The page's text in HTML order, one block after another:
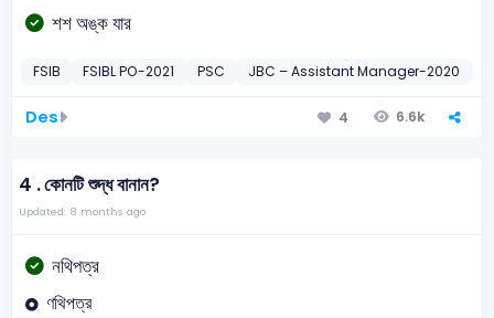
শশ অঙ্ক যার
FSIB FSIBL PO-2021 PSC JBC – Assistant Manager-2020
Des 4 6.6k
4 .কোনটি শুদ্ধ বানান?
Updated: 8 months ago
নথিপত্র
ণথিপত্র